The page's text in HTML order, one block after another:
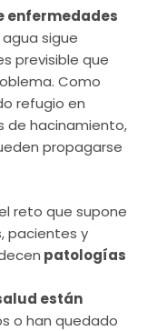
enfermedades
agua sigue
previsible que
Como
refugio en
de hacinamiento,
propagarse
reto que supone
pacientes y
patologías
están
o han quedado